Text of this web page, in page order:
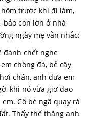
trước khi đi làm,
bảo con lớn ở nhà
ngày mẹ vẫn nhắc:
chết nghe
chồng đá, bẻ cây
chán, anh đưa em
khi nó vừa giơ dao
Cô bé ngã quay rá
Thấy thế thằng anh